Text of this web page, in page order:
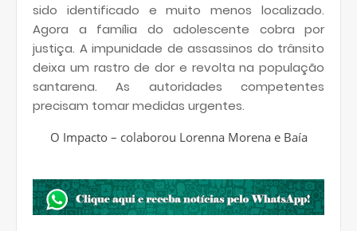
sido identificado e muito menos localizado.
Agora a família do adolescente cobra por
justiça. A impunidade de assassinos do trânsito
deixa um rastro de dor e revolta na população
santarena. As autoridades competentes
precisam tomar medidas urgentes.
O Impacto – colaborou Lorenna Morena e Baía